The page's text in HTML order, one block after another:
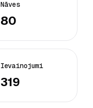
Nāves
80
Ievainojumi
319